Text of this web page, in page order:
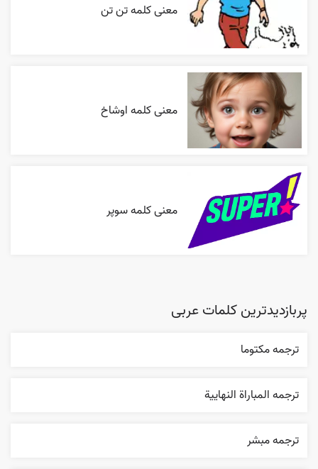
معنی کلمه تن تن
معنی کلمه اوشاخ
معنی کلمه سوپر
پربازدیدترین کلمات عربی
ترجمه مکتوما
ترجمه المباراة النهایية
ترجمه مبشر